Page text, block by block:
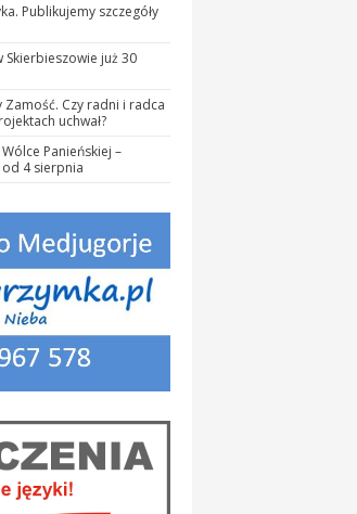
Publikujemy szczegóły
Skierbieszowie już 30
Zamość. Czy radni i radca
uchwał?
Panieńskiej –
4 sierpnia